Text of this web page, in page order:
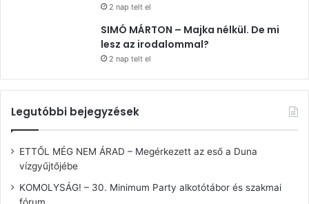
2 nap telt el
SIMÓ MÁRTON – Majka nélkül. De mi
lesz az irodalommal?
2 nap telt el
Legutóbbi bejegyzések
ETTŐL MÉG NEM ÁRAD – Megérkezett az eső a Duna
vízgyűjtőjébe
KOMOLYSÁG! – 30. Minimum Party alkotótábor és szakmai